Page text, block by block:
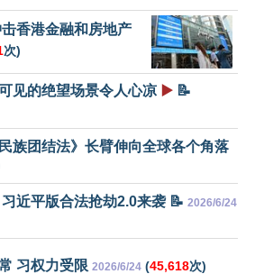
香港金融和房地产
次)
见的绝望场景令人心凉 ▶️ 📝
族团结法》长臂伸向全球各个角落
近平版合法抢劫2.0来袭 📝 2026/6/24
习权力受限 2026/6/24 (45,618次)